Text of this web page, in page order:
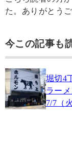
た。ありがとう
今この記事も
堀切4
ラー
7/7（